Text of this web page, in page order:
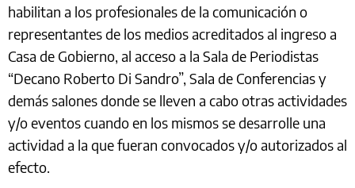
habilitan a los profesionales de la comunicación o
representantes de los medios acreditados al ingreso a
Casa de Gobierno, al acceso a la Sala de Periodistas
“Decano Roberto Di Sandro”, Sala de Conferencias y
demás salones donde se lleven a cabo otras actividades
y/o eventos cuando en los mismos se desarrolle una
actividad a la que fueran convocados y/o autorizados al
efecto.